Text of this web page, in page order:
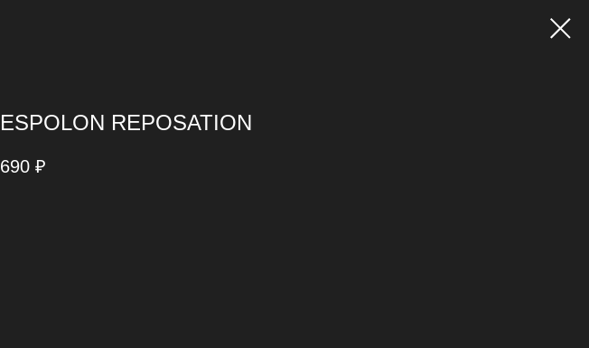
ESPOLON REPOSATION
690 ₽